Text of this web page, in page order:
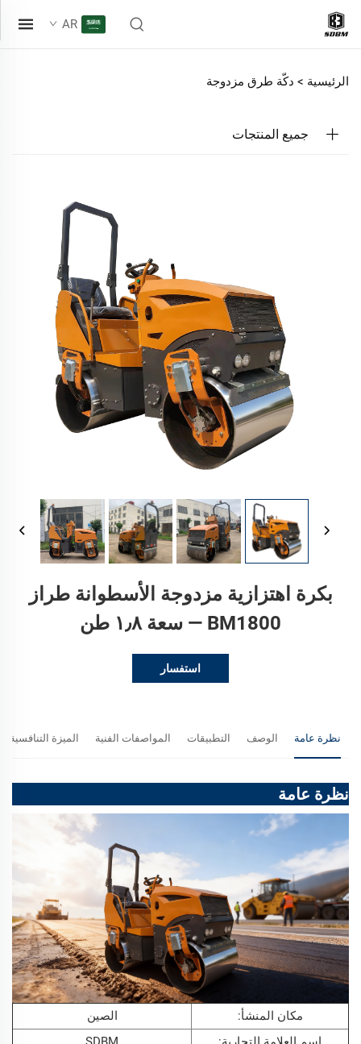
AR
الرئيسية > دكّة طرق مزدوجة
جميع المنتجات
بكرة اهتزازية مزدوجة الأسطوانة طراز
BM1800 — سعة ١٫٨ طن
استفسار
نظرة عامة الوصف التطبيقات المواصفات الفنية الميزة التنافسية
نظرة عامة
مكان المنشأ:
الصين